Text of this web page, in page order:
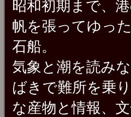
昭和初期まで、
帆を張ってゆっ
石船。
気象と潮を読み
ばきで難所を乗
な産物と情報、